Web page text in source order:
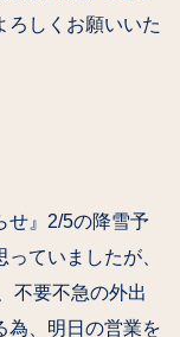
ろしくお願いいた
せ』2/5の降雪予
ていましたが、
不要不急の外出
為、明日の営業を